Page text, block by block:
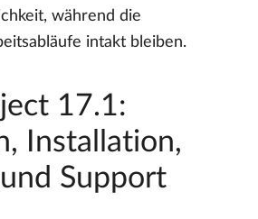
während die
intakt bleiben.
17.1:
Installation,
Support